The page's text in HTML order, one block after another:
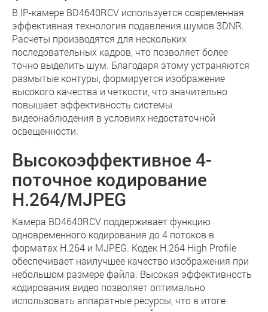
В IP-камере BD4640RCV используется современная
эффективная технология подавления шумов 3DNR.
Расчеты производятся для нескольких
последовательных кадров, что позволяет более
точно выделить шум. Благодаря этому устраняются
размытые контуры, формируется изображение
высокого качества и четкости, что значительно
повышает эффективность системы
видеонаблюдения в условиях недостаточной
освещенности.
Высокоэффективное 4-
поточное кодирование
Н.264/MJPEG
Камера BD4640RCV поддерживает функцию
одновременного кодирования до 4 потоков в
форматах H.264 и MJPEG. Кодек Н.264 High Profile
обеспечивает наилучшее качество изображения при
небольшом размере файла. Высокая эффективность
кодирования видео позволяет оптимально
использовать аппаратные ресурсы, что в итоге